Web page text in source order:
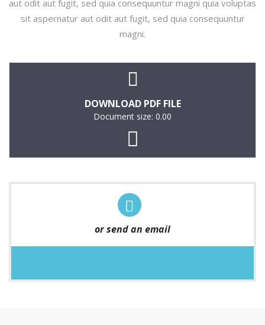
aut odit aut fugit, sed quia consequuntur magni quia voluptas
sit aspernatur aut odit aut fugit, sed quia consequuntur
magni.
DOWNLOAD PDF FILE
Document size: 0.00
or send an email